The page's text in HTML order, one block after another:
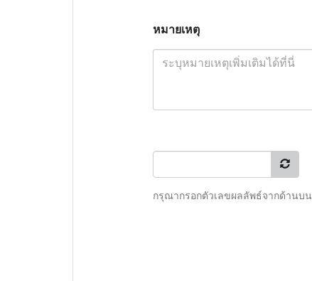
หมายเหตุ
กรุณากรอกตัวเลขผลลัพธ์จากด้านบน